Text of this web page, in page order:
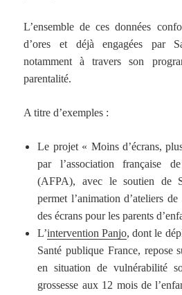
L’ensemble de ces données
d’ores et déjà engagées par
notamment à travers son
parentalité.
A titre d’exemples :
Le projet « Moins d’écrans,
par l’association française
(AFPA), avec le soutien de
permet l’animation d’ateliers
des écrans pour les parents
L’intervention Panjo, dont le
Santé publique France, repose
en situation de vulnérabilité
grossesse aux 12 mois de